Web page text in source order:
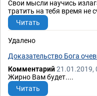
Свои мысли научись
тратить на тебя время
Читать
Удалено
Доказательство Бога
Комментарий21.01.2019,
Жирно Вам будет....
Читать